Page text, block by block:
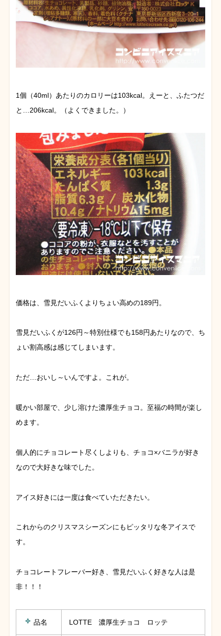
1個（40ml）あたりのカロリーは103kcal。えーと、ふたつだ
と…206kcal。（よくできました。）
価格は、雪見だいふくよりちょい高めの189円。
雪見だいふくが126円～特別仕様でも158円あたりなので、ち
ょい割高感は感じてしまいます。
ただ…おいし～いんですよ。これが。
暖かい部屋で、少し溶けた濃厚生チョコ。至福の時間が楽し
めます。
個人的にチョコレート尽くしよりも、チョコ×バニラが好き
なので大好きな味でした。
アイス好きには一度は食べていただきたい。
これからのクリスマスシーズンにもピッタリな冬アイスで
す。
チョコレートフレーバー好き、雪見だいふく好きな人は是
非！！！
品名 LOTTE 濃厚生チョコ ロッテ